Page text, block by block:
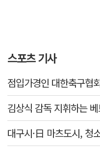
스포츠 기사
점입가경인 대한축구
대구시·日 마츠도시, 청